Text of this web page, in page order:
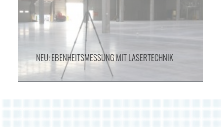
NEU: EBENHEITSMESSUNG MIT LASERTECHNIK